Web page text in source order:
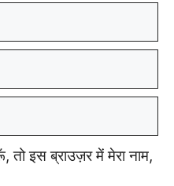
तो इस ब्राउज़र में मेरा नाम,